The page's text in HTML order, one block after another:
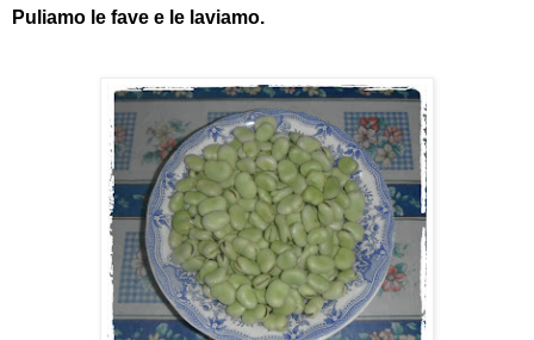
Puliamo le fave e le laviamo.